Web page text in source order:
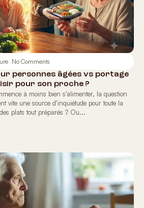
No Comments
personnes âgées vs portage
pour son proche ?
à moins bien s’alimenter, la question
vite une source d’inquiétude pour toute la
plats tout préparés ? Ou...